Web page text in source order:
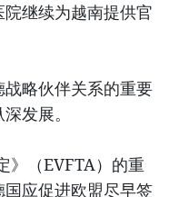
继续为越南提供官
略伙伴关系的重要
发展。
》（EVFTA）的重
应促进欧盟尽早签